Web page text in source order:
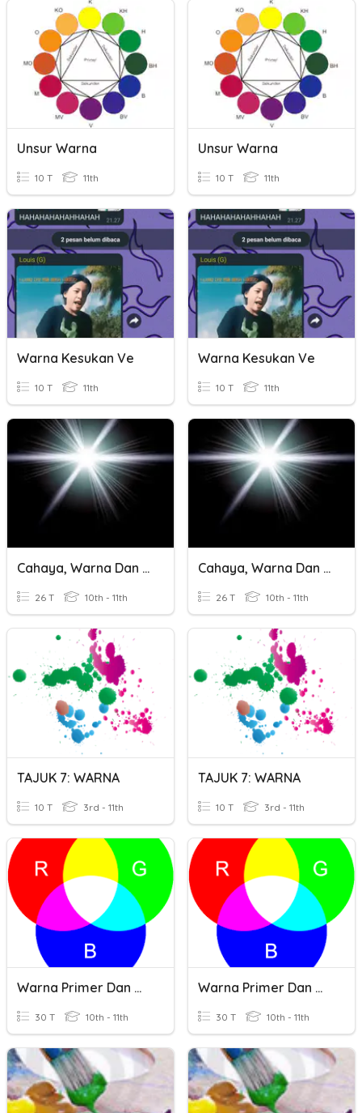
Unsur Warna
10 T 11th
Unsur Warna
10 T 11th
Warna Kesukan Ve
10 T 11th
Warna Kesukan Ve
10 T 11th
Cahaya, Warna Dan Penglihatan
26 T 10th - 11th
Cahaya, Warna Dan Penglihatan
26 T 10th - 11th
TAJUK 7: WARNA
10 T 3rd - 11th
TAJUK 7: WARNA
10 T 3rd - 11th
Warna Primer Dan Warna Sekunder
30 T 10th - 11th
Warna Primer Dan Warna Sekunder
30 T 10th - 11th